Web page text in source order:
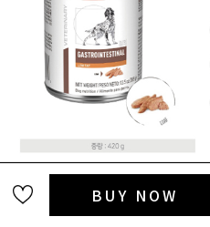
BUY NOW